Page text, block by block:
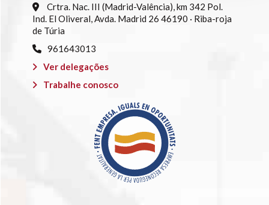
Crtra. Nac. III (Madrid-Valência), km 342 Pol.
Ind. El Oliveral, Avda. Madrid 26 46190 · Riba-roja
de Túria
961643013
Ver delegações
Trabalhe conosco